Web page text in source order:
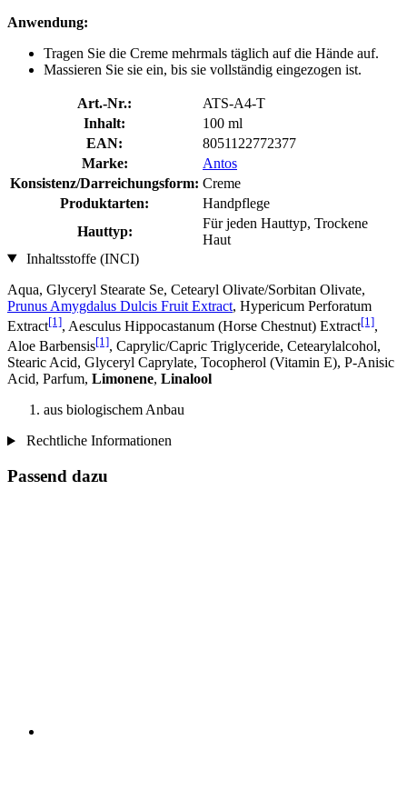
Anwendung:
Tragen Sie die Creme mehrmals täglich auf die Hände auf.
Massieren Sie sie ein, bis sie vollständig eingezogen ist.
Art.-Nr.:
ATS-A4-T
Inhalt:
100 ml
EAN:
8051122772377
Marke:
Antos
Konsistenz/Darreichungsform: Creme
Produktarten:
Handpflege
Hauttyp:
Für jeden Hauttyp, Trockene
Haut
Inhaltsstoffe (INCI)
Aqua, Glyceryl Stearate Se, Cetearyl Olivate/Sorbitan Olivate,
Prunus Amygdalus Dulcis Fruit Extract, Hypericum Perforatum
Extract[1], Aesculus Hippocastanum (Horse Chestnut) Extract[1],
Aloe Barbensis[1], Caprylic/Capric Triglyceride, Cetearylalcohol,
Stearic Acid, Glyceryl Caprylate, Tocopherol (Vitamin E), P-Anisic
Acid, Parfum, Limonene, Linalool
aus biologischem Anbau
Rechtliche Informationen
Passend dazu